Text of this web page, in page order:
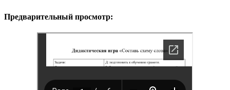
Предварительный просмотр: